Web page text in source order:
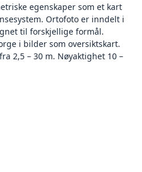
egenskaper som et kart
Ortofoto er inndelt i
til forskjellige formål.
i bilder som oversiktskart.
2,5 – 30 m. Nøyaktighet 10 –